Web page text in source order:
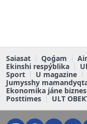
Saiasat Qoǵam
Ekinshi respýblika
Sport
U magazine
Jumysshy
Ekonomika jáne biznes
Posttimes
ULT